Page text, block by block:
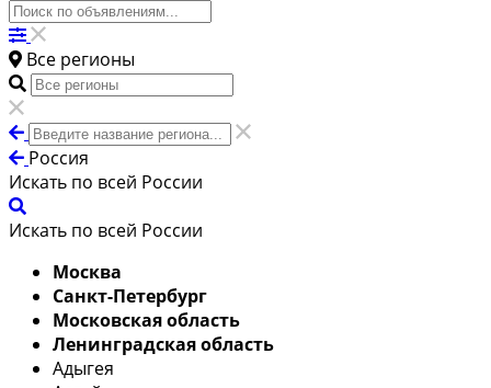
Все регионы
Россия
Искать по всей России
Искать по всей России
Москва
Санкт-Петербург
Московская область
Ленинградская область
Адыгея